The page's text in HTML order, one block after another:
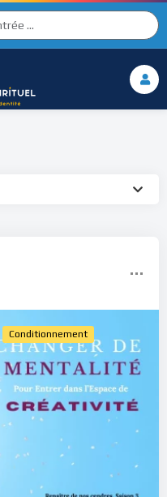
Conditionnement